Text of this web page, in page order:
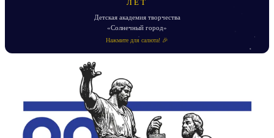
ЛЕТ
Детская академия творчества
«Солнечный город»
Нажмите для салюта! 🎉